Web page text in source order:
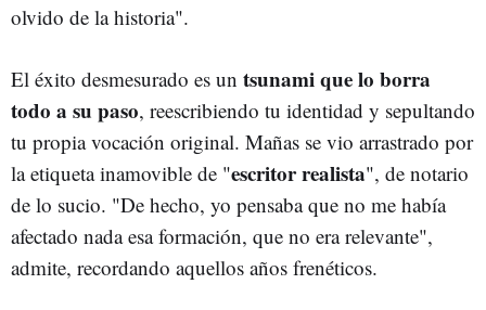
olvido de la historia".
El éxito desmesurado es un tsunami que lo borra
todo a su paso, reescribiendo tu identidad y sepultando
tu propia vocación original. Mañas se vio arrastrado por
la etiqueta inamovible de "escritor realista", de notario
de lo sucio. "De hecho, yo pensaba que no me había
afectado nada esa formación, que no era relevante",
admite, recordando aquellos años frenéticos.